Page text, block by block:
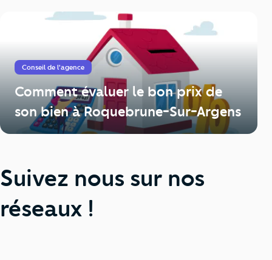
Conseil de l'agence
Comment évaluer le bon prix de
son bien à Roquebrune-Sur-Argens
Suivez nous sur nos
réseaux !